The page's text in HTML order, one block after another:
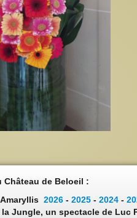
Château de Beloeil :
2026 -2025 -2024 -
la Jungle, un spectacle de